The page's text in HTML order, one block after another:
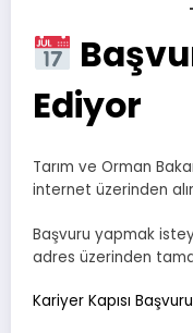
Ediyor
Tarım ve Orman
internet üzerinden
Başvuru yapmak
adres üzerinden
Kariyer Kapısı